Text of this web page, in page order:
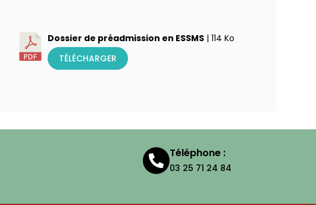
Dossier de préadmission en ESSMS | 114 Ko
TÉLÉCHARGER
Téléphone :
03 25 71 24 84